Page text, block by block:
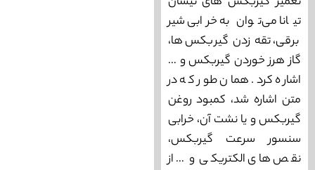
تیانا می‌توان به خرابی شیر
برقی، تقه زدن گیربکس ها،
گاز هرز خوردن گیربکس و …
اشاره کرد. همان طور که در
متن اشاره شد، کمبود روغن
گیربکس و یا نشت آن، خرابی
سنسور سرعت گیربکس،
نقص های الکتریکی و … از